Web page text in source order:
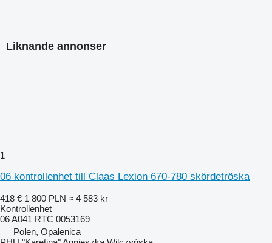
Liknande annonser
1
06 kontrollenhet till Claas Lexion 670-780 skördetröska
418 € 1 800 PLN ≈ 4 583 kr
Kontrollenhet
06 A041 RTC 0053169
Polen, Opalenica